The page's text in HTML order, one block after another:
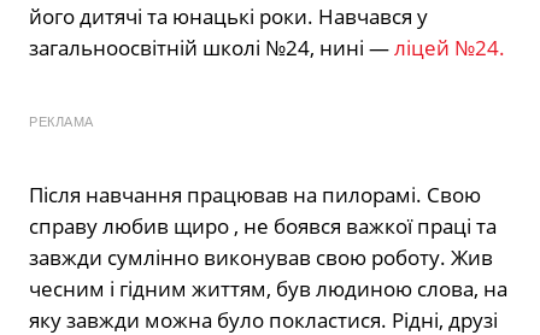
його дитячі та юнацькі роки. Навчався у
загальноосвітній школі №24, нині —ліцей №24.
РЕКЛАМА
Після навчання працював на пилорамі. Свою
справу любив щиро , не боявся важкої праці та
завжди сумлінно виконував свою роботу. Жив
чесним і гідним життям, був людиною слова, на
яку завжди можна було покластися. Рідні, друзі